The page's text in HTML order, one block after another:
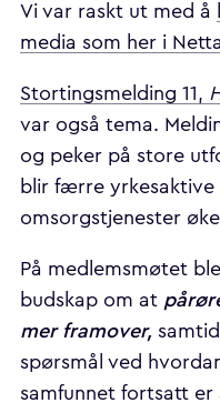
Vi var raskt ut med å
media som her i
Stortingsmelding 11,
var også tema.
og peker på store
blir færre yrkesaktive
omsorgstjenester
På medlemsmøtet
budskap om at
mer framover,
spørsmål ved
samfunnet fortsatt er